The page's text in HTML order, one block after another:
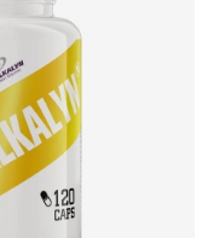
muskler med